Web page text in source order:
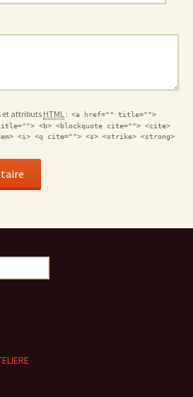
et attributs HTML : <a href="" title="">
<b> <blockquote cite=""> <cite>
<i> <q cite=""> <s> <strike> <strong>